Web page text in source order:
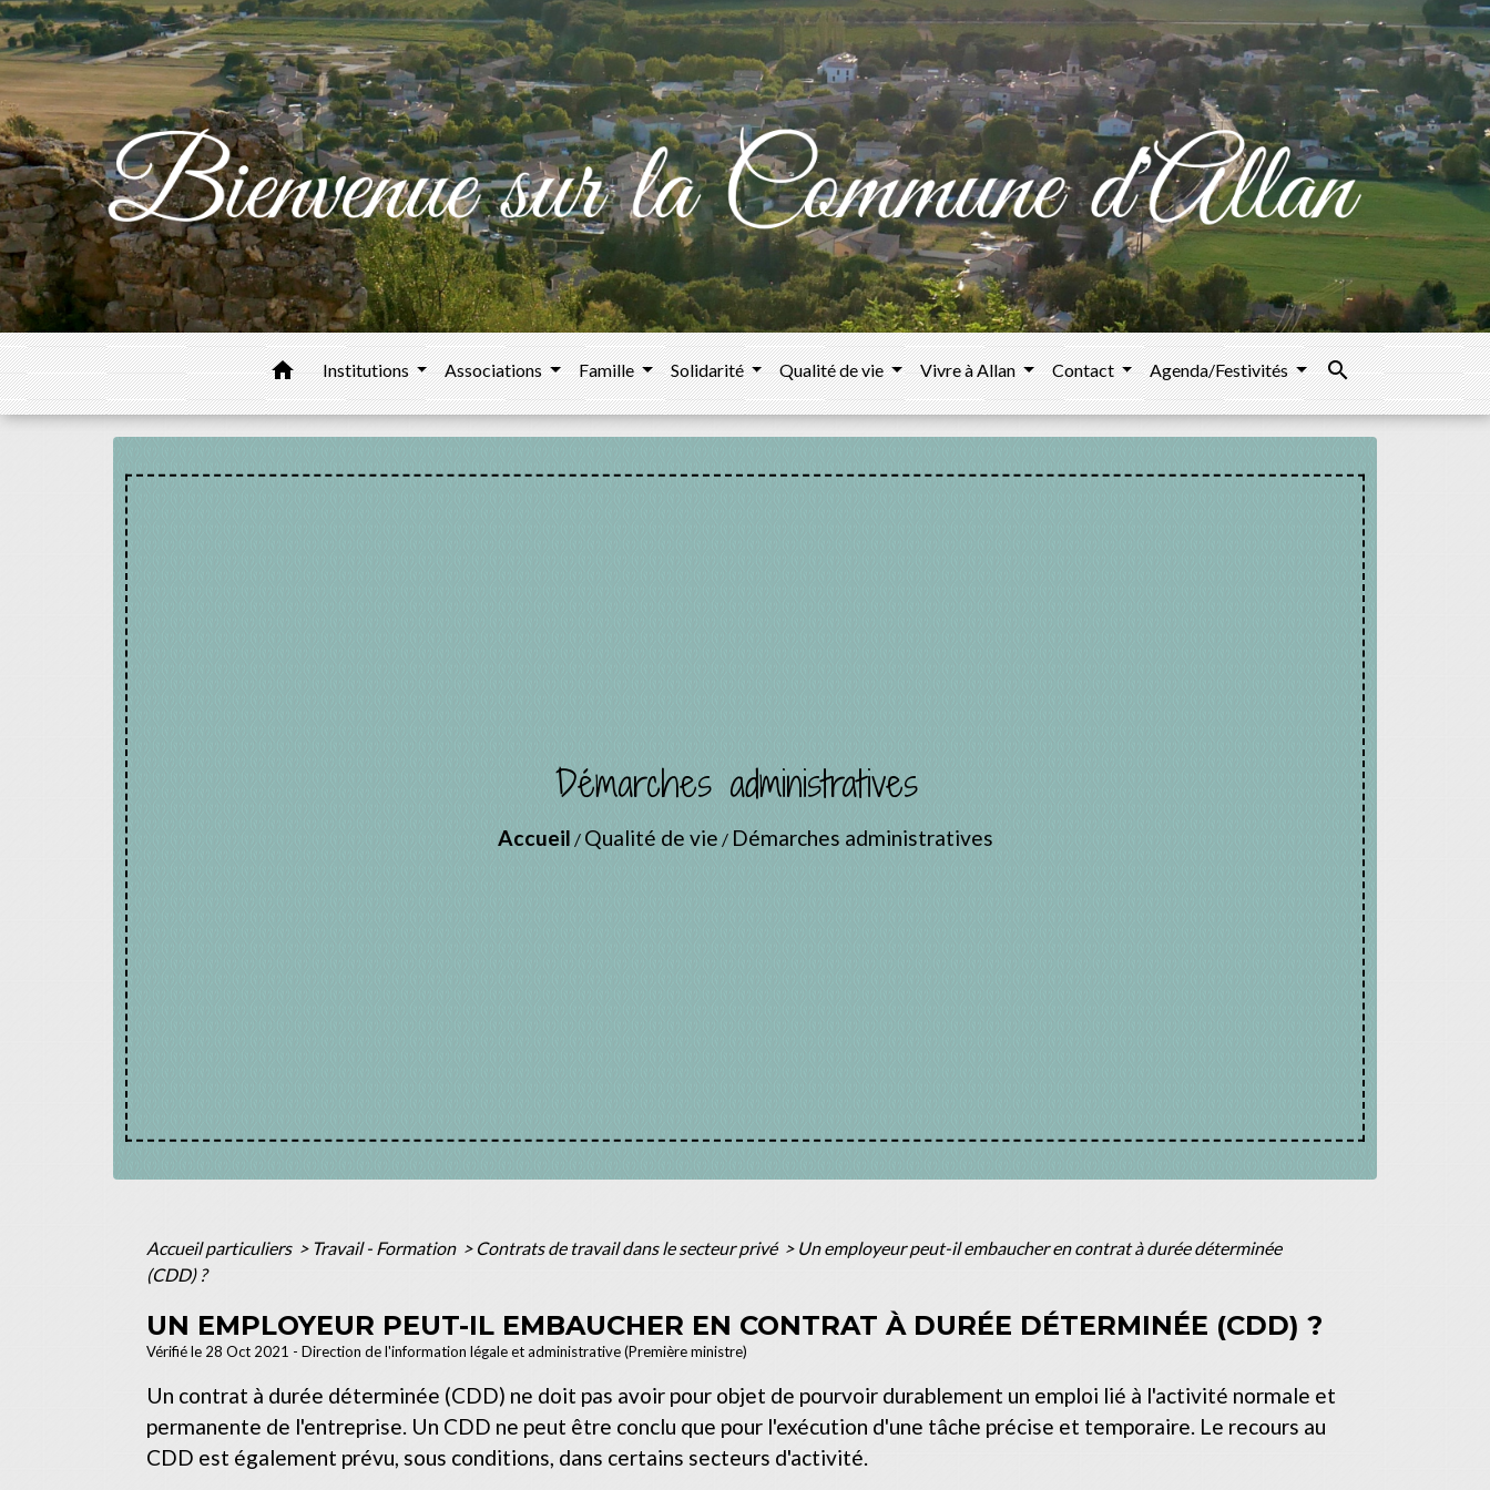
home Institutions Associations Famille Solidarité Qualité de vie Vivre à Allan Contact Agenda/Festivités search
Démarches administratives
Accueil / Qualité de vie / Démarches administratives
Accueil particuliers > Travail - Formation > Contrats de travail dans le secteur privé > Un employeur peut-il embaucher en contrat à durée déterminée
(CDD) ?
UN EMPLOYEUR PEUT-IL EMBAUCHER EN CONTRAT À DURÉE DÉTERMINÉE (CDD) ?
Vérifié le 28 Oct 2021 - Direction de l'information légale et administrative (Première ministre)
Un contrat à durée déterminée (CDD) ne doit pas avoir pour objet de pourvoir durablement un emploi lié à l'activité normale et
permanente de l'entreprise. Un CDD ne peut être conclu que pour l'exécution d'une tâche précise et temporaire. Le recours au
CDD est également prévu, sous conditions, dans certains secteurs d'activité.